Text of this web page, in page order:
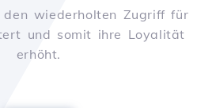
den wiederholten Zugriff für
und somit ihre Loyalität
erhöht.